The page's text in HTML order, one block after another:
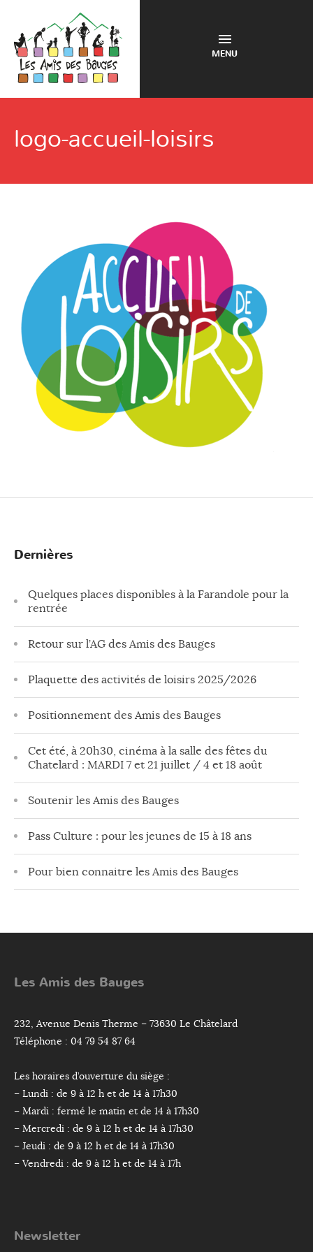
MENU
logo-accueil-loisirs
Dernières
Quelques places disponibles à la Farandole pour la
rentrée
Retour sur l’AG des Amis des Bauges
Plaquette des activités de loisirs 2025/2026
Positionnement des Amis des Bauges
Cet été, à 20h30, cinéma à la salle des fêtes du
Chatelard : MARDI 7 et 21 juillet / 4 et 18 août
Soutenir les Amis des Bauges
Pass Culture : pour les jeunes de 15 à 18 ans
Pour bien connaitre les Amis des Bauges
Les Amis des Bauges
232, Avenue Denis Therme – 73630 Le Châtelard
Téléphone : 04 79 54 87 64
Les horaires d’ouverture du siège :
– Lundi : de 9 à 12 h et de 14 à 17h30
– Mardi : fermé le matin et de 14 à 17h30
– Mercredi : de 9 à 12 h et de 14 à 17h30
– Jeudi : de 9 à 12 h et de 14 à 17h30
– Vendredi : de 9 à 12 h et de 14 à 17h
Newsletter